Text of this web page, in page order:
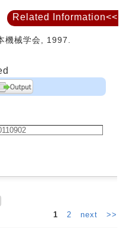
機械学会, 1997.
1 2 next >>
Related Information<<